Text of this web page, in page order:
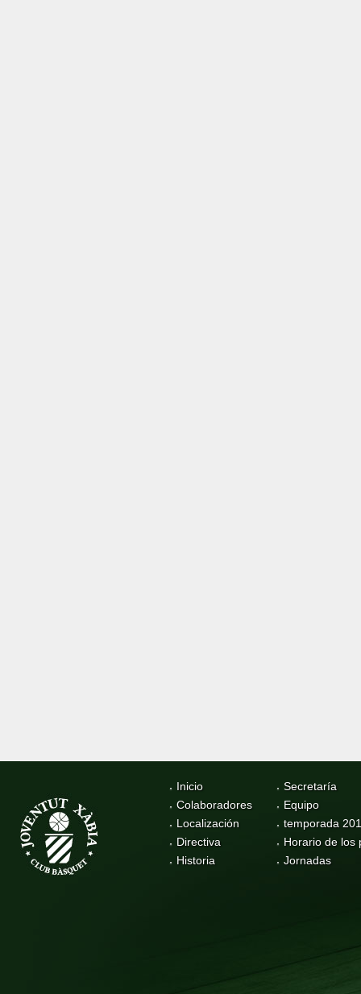
Inicio
Colaboradores
Localización
Directiva
Historia
Secretaría
Equipo
temporada
Horario de los
Jornadas